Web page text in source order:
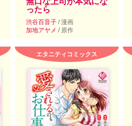
ったら
渋谷百音子 / 漫画
加地アヤメ / 原作
エタニティコミックス